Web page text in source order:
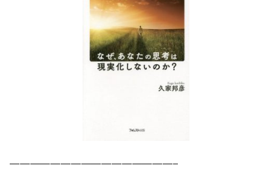
————————————————–